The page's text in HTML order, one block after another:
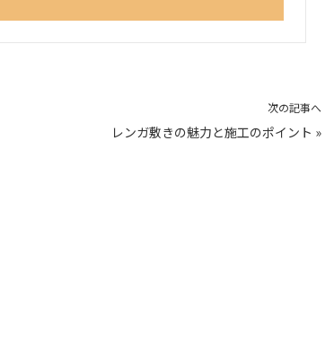
次の記事へ
レンガ敷きの魅力と施工のポイント »